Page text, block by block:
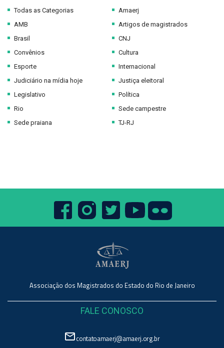
Todas as Categorias
AMB
Brasil
Convênios
Esporte
Judiciário na mídia hoje
Legislativo
Rio
Sede praiana
Amaerj
Artigos de magistrados
CNJ
Cultura
Internacional
Justiça eleitoral
Política
Sede campestre
TJ-RJ
Associação dos Magistrados do Estado do Rio de Janeiro
FALE CONOSCO
mail_outlinecontatoamaerj@amaerj.org.br